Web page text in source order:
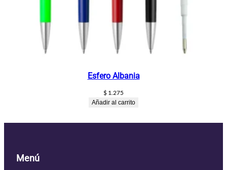
Esfero Albania
$ 1.275
Añadir al carrito
Menú